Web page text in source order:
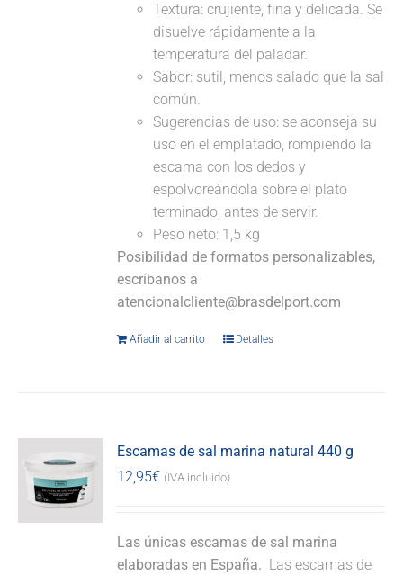
Textura: crujiente, fina y delicada. Se
disuelve rápidamente a la
temperatura del paladar.
Sabor: sutil, menos salado que la sal
común.
Sugerencias de uso: se aconseja su
uso en el emplatado, rompiendo la
escama con los dedos y
espolvoreándola sobre el plato
terminado, antes de servir.
Peso neto: 1,5 kg
Posibilidad de formatos personalizables,
escríbanos a
atencionalcliente@brasdelport.com
Añadir al carrito Detalles
Escamas de sal marina natural 440 g
12,95€ (IVA incluido)
Las únicas escamas de sal marina
elaboradas en España. Las escamas de